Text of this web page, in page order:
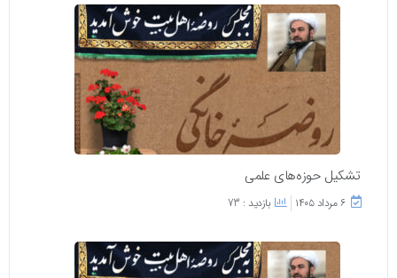
تشکیل حوزه‌های علمی
۶ مرداد ۱۴۰۵ بازدید : 73